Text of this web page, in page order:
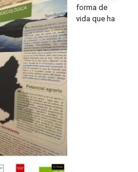
forma de
vida que ha